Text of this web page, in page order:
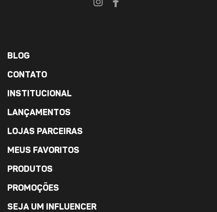
BLOG
CONTATO
INSTITUCIONAL
LANÇAMENTOS
LOJAS PARCEIRAS
MEUS FAVORITOS
PRODUTOS
PROMOÇÕES
SEJA UM INFLUENCER